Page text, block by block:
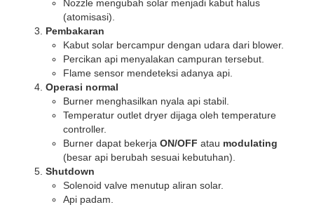
Nozzle mengubah solar menjadi kabut halus
(atomisasi).
Pembakaran
Kabut solar bercampur dengan udara dari blower.
Percikan api menyalakan campuran tersebut.
Flame sensor mendeteksi adanya api.
Operasi normal
Burner menghasilkan nyala api stabil.
Temperatur outlet dryer dijaga oleh temperature
controller.
Burner dapat bekerja ON/OFF atau modulating
(besar api berubah sesuai kebutuhan).
Shutdown
Solenoid valve menutup aliran solar.
Api padam.